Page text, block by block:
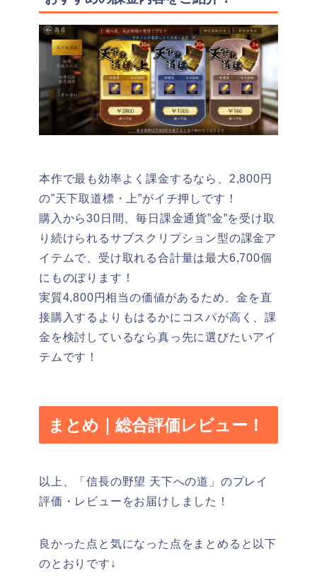
本作で最も効率よく課金するなら、2,800円
の”天下取道標・上”がイチ押しです！
購入から30日間、毎日課金通貨”金”を受け取
り続けられるサブスクリプション型の課金ア
イテムで、受け取れる合計量は最大6,700個
にものぼります！
実質4,800円相当の価値があるため、金を直
接購入するよりもはるかにコスパが高く、課
金を検討しているなら真っ先に選びたいアイ
テムです！
まとめ｜総合評価レビュー！
以上、「信長の野望 天下への道」のプレイ
評価・レビューをお届けしました！
良かった点と気になった点をまとめると以下
のとおりです↓